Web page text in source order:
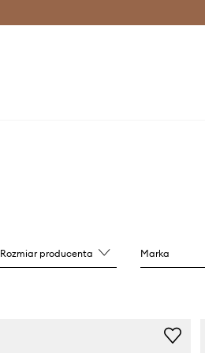
Rozmiar producenta Marka